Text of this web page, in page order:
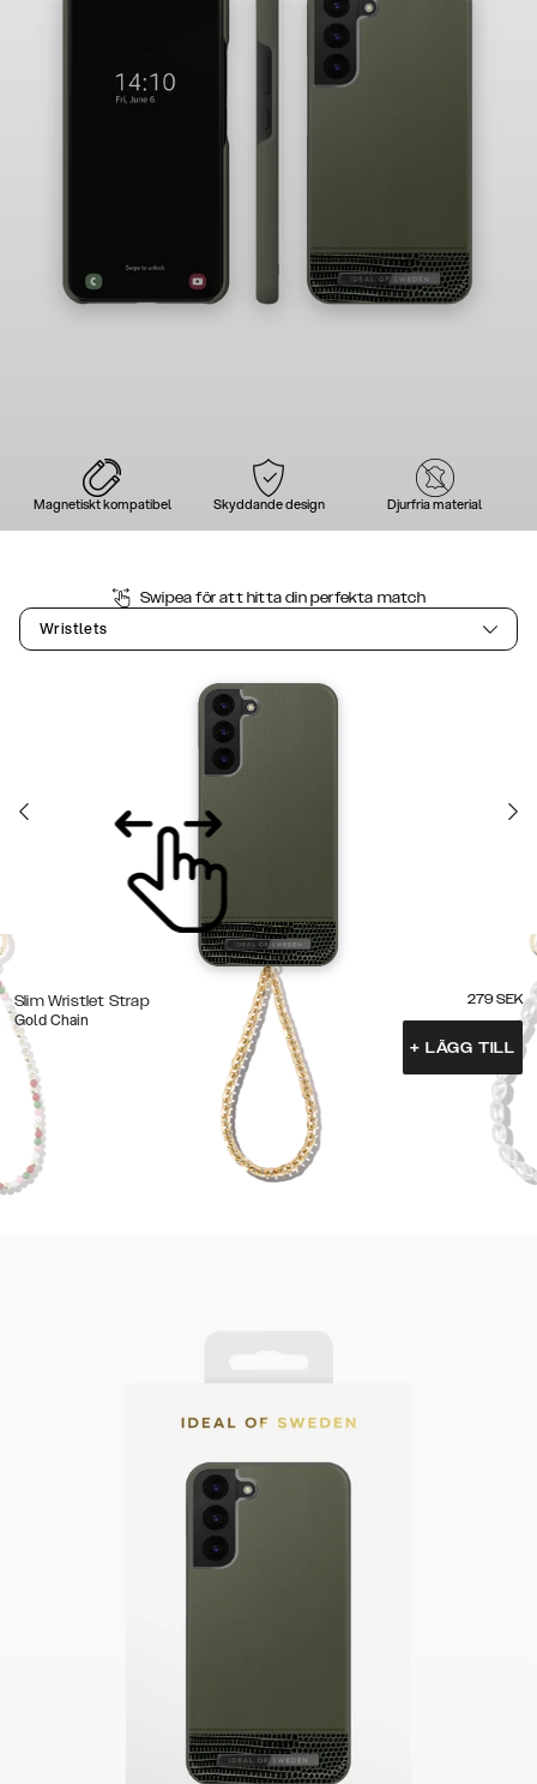
Magnetiskt kompatibel Skyddande design Djurfria material
Swipea för att hitta din perfekta match
Wristlets
Slim Wristlet Strap
Gold Chain
279 SEK
+ LÄGG TILL